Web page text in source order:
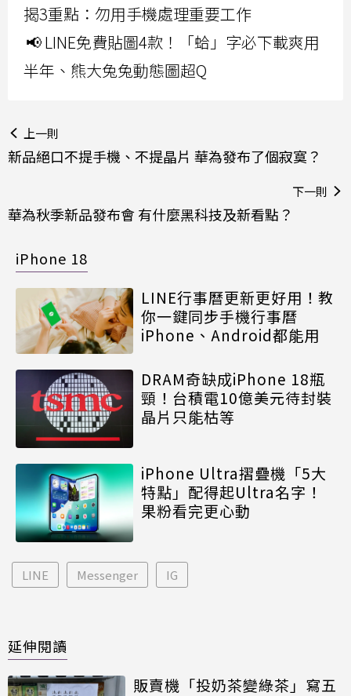
揭3重點：勿用手機處理重要工作
📢 LINE免費貼圖4款！「蛤」字必下載爽用
半年、熊大兔兔動態圖超Q
上一則
新品絕口不提手機、不提晶片 華為發布了個寂寞？
下一則
華為秋季新品發布會 有什麼黑科技及新看點？
iPhone 18
LINE行事曆更新更好用！教
你一鍵同步手機行事曆
iPhone、Android都能用
DRAM奇缺成iPhone 18瓶
頸！台積電10億美元待封裝
晶片只能枯等
iPhone Ultra摺疊機「5大
特點」配得起Ultra名字！
果粉看完更心動
LINE Messenger IG
延伸閱讀
販賣機「投奶茶變綠茶」寫五